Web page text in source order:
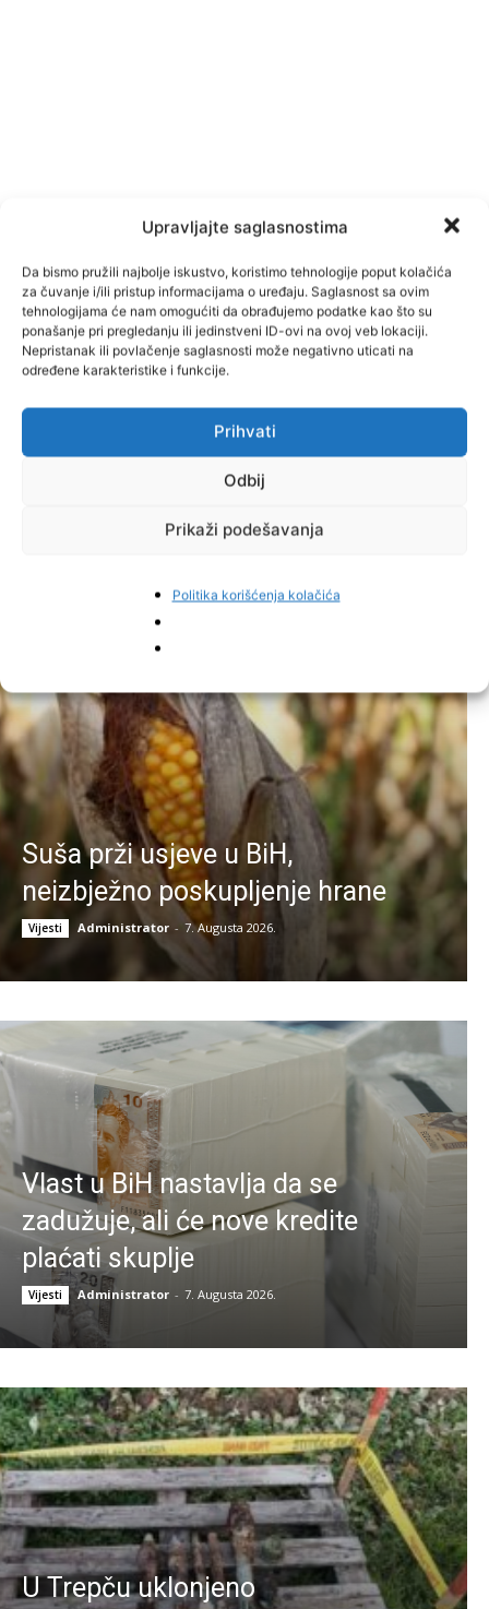
Upravljajte saglasnostima
Da bismo pružili najbolje iskustvo, koristimo tehnologije poput kolačića
za čuvanje i/ili pristup informacijama o uređaju. Saglasnost sa ovim
tehnologijama će nam omogućiti da obrađujemo podatke kao što su
ponašanje pri pregledanju ili jedinstveni ID-ovi na ovoj veb lokaciji.
Nepristanak ili povlačenje saglasnosti može negativno uticati na
određene karakteristike i funkcije.
Prihvati
Odbij
Prikaži podešavanja
Politika korišćenja kolačića
Pinterest
Najnovije vijesti
Suša prži usjeve u BiH,
neizbježno poskupljenje hrane
Vijesti Administrator - 7. Augusta 2026.
Vlast u BiH nastavlja da se
zadužuje, ali će nove kredite
plaćati skuplje
Vijesti Administrator - 7. Augusta 2026.
U Trepču uklonjeno